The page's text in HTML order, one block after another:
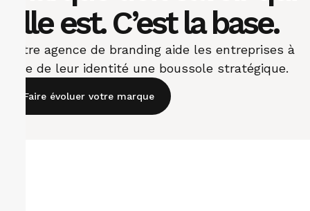
elle est. C’est la base.​
Notre agence de branding aide les entreprises à
faire de leur identité une boussole stratégique.
Faire évoluer votre marque